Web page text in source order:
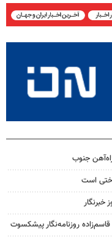
است
روزنامه‌نگار پیشکسوت